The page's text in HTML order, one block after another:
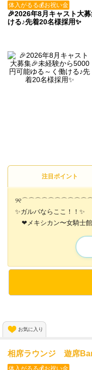
体入がるる💰お祝い金
🎉2026年8月キャスト大
ける♪先着20名様採用✨️
注目ポイント
✨️ガルバならここ！！✨️
❤メキシカン〜女騎士
エリアNo.1高時給・高待
-－——————━━━★
私服勤務OK＆送迎あり✨️
-－——————━━━★
お気に入り
相席ラウンジ 遊席
体入がるる💰お祝い金